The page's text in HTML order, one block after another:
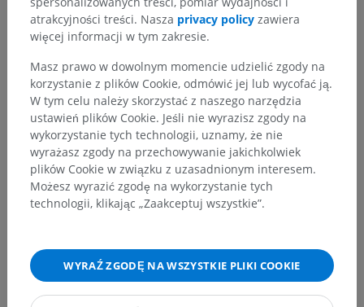
Zauważyłeś błąd?
Zachęcamy do przesyłania sugestii poprawek,
tłumaczeń lub innych treści, które przełożą się na
lepszą jakość materiałów.
Zgłoś problem
POBIERZ APLIKACJĘ
atrakcyjności treści. Nasza privacy policy zawiera
więcej informacji w tym zakresie.
Masz prawo w dowolnym momencie udzielić zgody na
korzystanie z plików Cookie, odmówić jej lub wycofać ją.
W tym celu należy skorzystać z naszego narzędzia
ustawień plików Cookie. Jeśli nie wyrazisz zgody na
wykorzystanie tych technologii, uznamy, że nie
wyrażasz zgody na przechowywanie jakichkolwiek
plików Cookie w związku z uzasadnionym interesem.
Możesz wyrazić zgodę na wykorzystanie tych
technologii, klikając „Zaakceptuj wszystkie”.
WYRAŹ ZGODĘ NA WSZYSTKIE PLIKI COOKIE